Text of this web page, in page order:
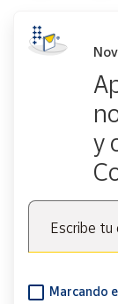
y
Escribe tu
Marcando